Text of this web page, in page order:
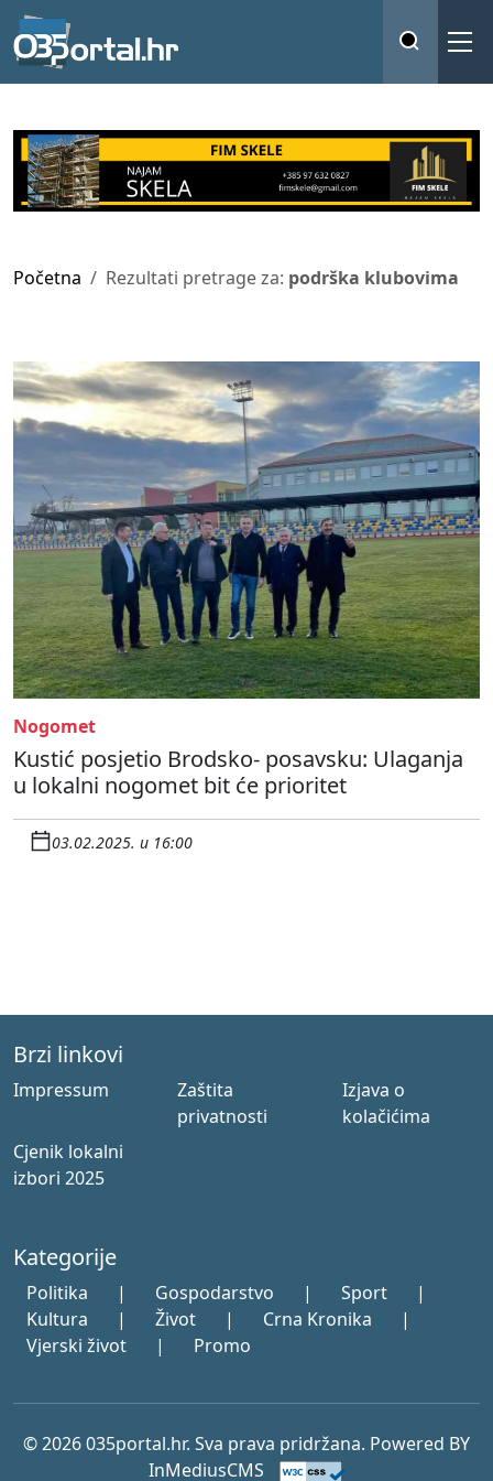
Početna Rezultati pretrage za: podrška klubovima
Nogomet
Kustić posjetio Brodsko- posavsku: Ulaganja
u lokalni nogomet bit će prioritet
03.02.2025. u 16:00
Brzi linkovi
Impressum
Zaštita
privatnosti
Izjava o
kolačićima
Cjenik lokalni
izbori 2025
Kategorije
Politika | Gospodarstvo | Sport
|
Kultura
| Život | Crna Kronika
|
Vjerski život
| Promo
© 2026 035portal.hr. Sva prava pridržana. Powered BY
InMediusCMS